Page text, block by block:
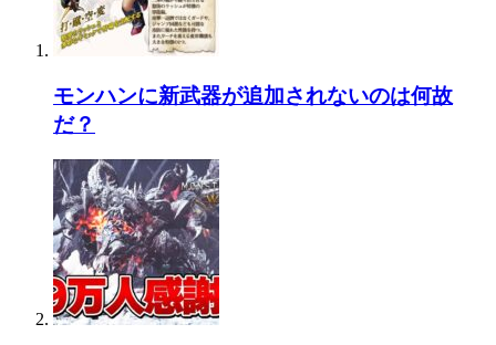
モンハンに新武器が追加されないのは何故
だ？